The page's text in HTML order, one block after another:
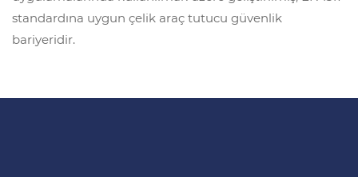
standardına uygun çelik araç tutucu güvenlik
bariyeridir.